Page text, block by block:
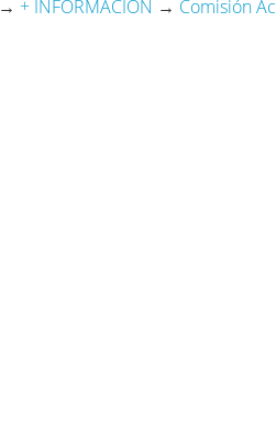
→ + INFORMACIÓN → Comisión